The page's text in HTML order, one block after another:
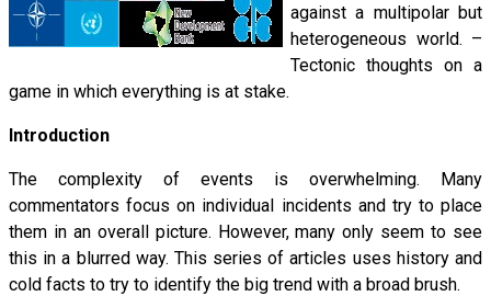
against a multipolar but
heterogeneous world. –
Tectonic thoughts on a
game in which everything is at stake.
Introduction
The complexity of events is overwhelming. Many
commentators focus on individual incidents and try to place
them in an overall picture. However, many only seem to see
this in a blurred way. This series of articles uses history and
cold facts to try to identify the big trend with a broad brush.